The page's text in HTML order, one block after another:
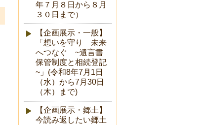
年７月８日から８月
３０日まで）
【企画展示・一般】
「想いを守り 未来
へつなぐ ~遺言書
保管制度と相続登記
~」(令和8年7月1日
（水）から7月30日
（木）まで)
【企画展示・郷土】
今読み返したい郷土